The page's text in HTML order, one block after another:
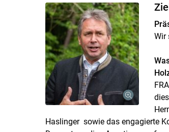
Wir
Haslinger sowie das engagierte